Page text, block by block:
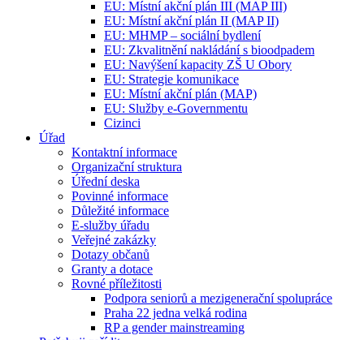
EU: Místní akční plán III (MAP III)
EU: Místní akční plán II (MAP II)
EU: MHMP – sociální bydlení
EU: Zkvalitnění nakládání s bioodpadem
EU: Navýšení kapacity ZŠ U Obory
EU: Strategie komunikace
EU: Místní akční plán (MAP)
EU: Služby e-Governmentu
Cizinci
Úřad
Kontaktní informace
Organizační struktura
Úřední deska
Povinné informace
Důležité informace
E-služby úřadu
Veřejné zakázky
Dotazy občanů
Granty a dotace
Rovné příležitosti
Podpora seniorů a mezigenerační spolupráce
Praha 22 jedna velká rodina
RP a gender mainstreaming